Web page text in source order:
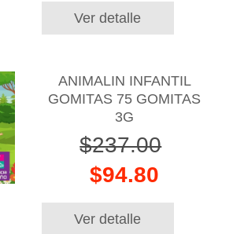
Ver detalle
ANIMALIN INFANTIL
GOMITAS 75 GOMITAS
3G
$237.00
$94.80
Ver detalle